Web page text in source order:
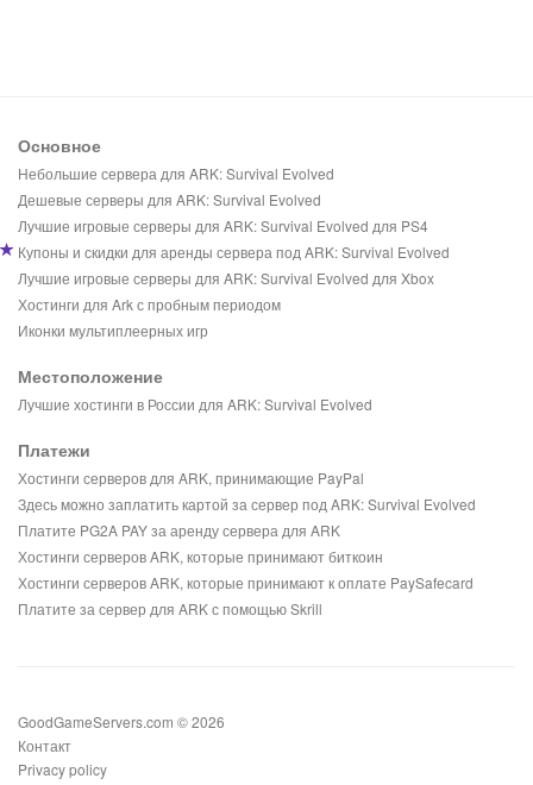
Основное
Небольшие сервера для ARK: Survival Evolved
Дешевые серверы для ARK: Survival Evolved
Лучшие игровые серверы для ARK: Survival Evolved для PS4
Купоны и скидки для аренды сервера под ARK: Survival Evolved
Лучшие игровые серверы для ARK: Survival Evolved для Xbox
Хостинги для Ark с пробным периодом
Иконки мультиплеерных игр
Местоположение
Лучшие хостинги в России для ARK: Survival Evolved
Платежи
Хостинги серверов для ARK, принимающие PayPal
Здесь можно заплатить картой за сервер под ARK: Survival Evolved
Платите PG2A PAY за аренду сервера для ARK
Хостинги серверов ARK, которые принимают биткоин
Хостинги серверов ARK, которые принимают к оплате PaySafecard
Платите за сервер для ARK с помощью Skrill
GoodGameServers.com © 2026
Контакт
Privacy policy